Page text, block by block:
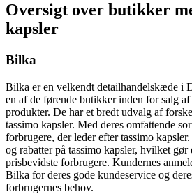
Oversigt over butikker
kapsler
Bilka
Bilka er en velkendt detailhandelskæde i
en af de førende butikker inden for salg
produkter. De har et bredt udvalg af
tassimo kapsler. Med deres omfattende
forbrugere, der leder efter tassimo
og rabatter på tassimo kapsler, hvilket
prisbevidste forbrugere. Kundernes
Bilka for deres gode kundeservice og
forbrugernes behov.